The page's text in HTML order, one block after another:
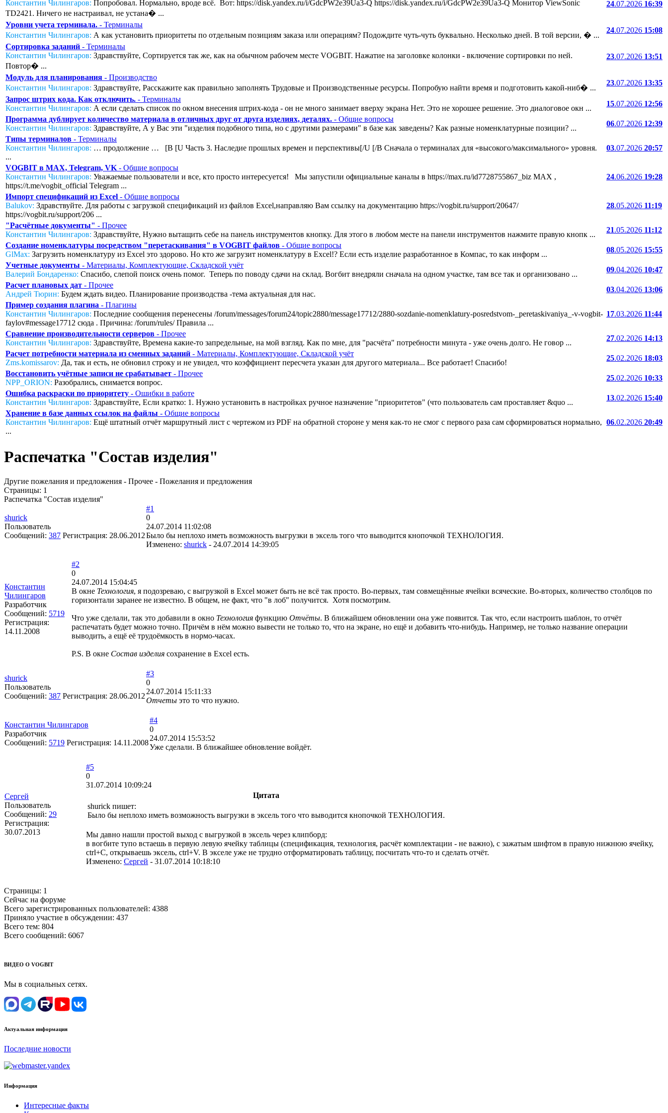
Константин Чилингаров: Попробовал. Нормально, вроде всё. Вот: https://disk.yandex.ru/i/GdcPW2e39Ua3-Q https://disk.yandex.ru/i/GdcPW2e39Ua3-Q Монитор ViewSonic
TD2421. Ничего не настраивал, не устана� ...
24.07.2026 16:39
Уровни учета терминала. - Терминалы
Константин Чилингаров: А как установить приоритеты по отдельным позициям заказа или операциям? Подождите чуть-чуть буквально. Несколько дней. В той версии, � ...
24.07.2026 15:08
Сортировка заданий - Терминалы
Константин Чилингаров: Здравствуйте, Сортируется так же, как на обычном рабочем месте VOGBIT. Нажатие на заголовке колонки - включение сортировки по ней.
Повтор� ...
23.07.2026 13:51
Модуль для планирования - Производство
Константин Чилингаров: Здравствуйте, Расскажите как правильно заполнять Трудовые и Производственные ресурсы. Попробую найти время и подготовить какой-ниб� ...
23.07.2026 13:35
Запрос штрих кода. Как отключить. - Терминалы
Константин Чилингаров: А если сделать список по окном внесения штрих-кода - он не много занимает вверху экрана Нет. Это не хорошее решение. Это диалоговое окн ...
15.07.2026 12:56
Программа дублирует количество материала в отличных друг от друга изделиях, деталях. - Общие вопросы
Константин Чилингаров: Здравствуйте, А у Вас эти "изделия подобного типа, но с другими размерами" в базе как заведены? Как разные номенклатурные позиции? ...
06.07.2026 12:39
Типы терминалов - Терминалы
Константин Чилингаров: … продолжение … [B [U Часть 3. Наследие прошлых времен и перспективы[/U [/B Сначала о терминалах для «высокого/максимального» уровня.
...
03.07.2026 20:57
VOGBIT в MAX, Telegram, VK - Общие вопросы
Константин Чилингаров: Уважаемые пользователи и все, кто просто интересуется! Мы запустили официальные каналы в https://max.ru/id7728755867_biz MAX ,
https://t.me/vogbit_official Telegram ...
24.06.2026 19:28
Импорт спецификаций из Excel - Общие вопросы
Balukov: Здравствуйте. Для работы с загрузкой спецификаций из файлов Excel,направляю Вам ссылку на документацию https://vogbit.ru/support/20647/
https://vogbit.ru/support/206 ...
28.05.2026 11:19
"Расчётные документы" - Прочее
Константин Чилингаров: Здравствуйте, Нужно вытащить себе на панель инструментов кнопку. Для этого в любом месте на панели инструментов нажмите правую кнопк ...
21.05.2026 11:12
Создание номенклатуры посредством "перетаскивания" в VOGBIT файлов - Общие вопросы
GlMax: Загрузить номенклатуру из Excel это здорово. Но кто же загрузит номенклатуру в Excel!? Если есть изделие разработанное в Компас, то как информ ...
08.05.2026 15:55
Учетные документы - Материалы, Комплектующие, Складской учёт
Валерий Бондаренко: Спасибо, слепой поиск очень помог. Теперь по поводу сдачи на склад. Вогбит внедряли сначала на одном участке, там все так и организовано ...
09.04.2026 10:47
Расчет плановых дат - Прочее
Андрей Тюрин: Будем ждать видео. Планирование производства -тема актуальная для нас.
03.04.2026 13:06
Пример создания плагина - Плагины
Константин Чилингаров: Последние сообщения перенесены /forum/messages/forum24/topic2880/message17712/2880-sozdanie-nomenklatury-posredstvom-_peretaskivaniya_-v-vogbit-
faylov#message17712 сюда . Причина: /forum/rules/ Правила ...
17.03.2026 11:44
Сравнение производительности серверов - Прочее
Константин Чилингаров: Здравствуйте, Времена какие-то запредельные, на мой взгляд. Как по мне, для "расчёта" потребности минута - уже очень долго. Не говор ...
27.02.2026 14:13
Расчет потребности материала из сменных заданий - Материалы, Комплектующие, Складской учёт
Zms.komissarov: Да, так и есть, не обновил строку и не увидел, что коэффициент пересчета указан для другого материала... Все работает! Спасибо!
25.02.2026 18:03
Восстановить учётные записи не срабатывает - Прочее
NPP_ORION: Разобрались, снимается вопрос.
25.02.2026 10:33
Ошибка раскраски по приоритету - Ошибки в работе
Константин Чилингаров: Здравствуйте, Если кратко: 1. Нужно установить в настройках ручное назначение "приоритетов" (что пользователь сам проставляет &quo ...
13.02.2026 15:40
Хранение в базе данных ссылок на файлы - Общие вопросы
Константин Чилингаров: Ещё штатный отчёт маршрутный лист с чертежом из PDF на обратной стороне у меня как-то не смог с первого раза сам сформироваться нормально,
...
06.02.2026 20:49
Распечатка "Состав изделия"
Другие пожелания и предложения - Прочее - Пожелания и предложения
Страницы: 1
Распечатка "Состав изделия"
shurick
Пользователь
Сообщений: 387 Регистрация: 28.06.2012
#1
0
24.07.2014 11:02:08
Было бы неплохо иметь возможность выгрузки в эксель того что выводится кнопочкой ТЕХНОЛОГИЯ.
Изменено: shurick - 24.07.2014 14:39:05
Константин
Чилингаров
Разработчик
Сообщений: 5719
Регистрация:
14.11.2008
#2
0
24.07.2014 15:04:45
В окне Технология, я подозреваю, с выгрузкой в Excel может быть не всё так просто. Во-первых, там совмещённые ячейки всяческие. Во-вторых, количество столбцов по
горизонтали заранее не известно. В общем, не факт, что "в лоб" получится. Хотя посмотрим.
Что уже сделали, так это добавили в окно Технология функцию Отчёты. В ближайшем обновлении она уже появится. Так что, если настроить шаблон, то отчёт
распечатать будет можно точно. Причём в нём можно вывести не только то, что на экране, но ещё и добавить что-нибудь. Например, не только название операции
выводить, а ещё её трудоёмкость в нормо-часах.
P.S. В окне Состав изделия сохранение в Excel есть.
shurick
Пользователь
Сообщений: 387 Регистрация: 28.06.2012
#3
0
24.07.2014 15:11:33
Отчеты это то что нужно.
Константин Чилингаров
Разработчик
Сообщений: 5719 Регистрация: 14.11.2008
#4
0
24.07.2014 15:53:52
Уже сделали. В ближайшее обновление войдёт.
Сергей
Пользователь
Сообщений: 29
Регистрация:
30.07.2013
#5
0
31.07.2014 10:09:24
Цитата
shurick пишет:
Было бы неплохо иметь возможность выгрузки в эксель того что выводится кнопочкой ТЕХНОЛОГИЯ.
Мы давно нашли простой выход с выгрузкой в эксель через клипборд:
в вогбите тупо встаешь в первую левую ячейку таблицы (спецификация, технология, расчёт комплектации - не важно), с зажатым шифтом в правую нижнюю ячейку,
ctrl+C, открываешь эксель, ctrl+V. В экселе уже не трудно отформатировать таблицу, посчитать что-то и сделать отчёт.
Изменено: Сергей - 31.07.2014 10:18:10
Страницы: 1
Сейчас на форуме
Всего зарегистрированных пользователей: 4388
Приняло участие в обсуждении: 437
Всего тем: 804
Всего сообщений: 6067
ВИДЕО О VOGBIT
Мы в социальных сетях.
Актуальная информация
Последние новости
Информация
Интересные факты